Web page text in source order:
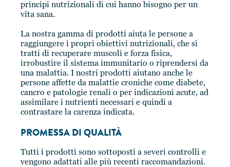
principi nutrizionali di cui hanno bisogno per un
vita sana.
La nostra gamma di prodotti aiuta le persone a
raggiungere i propri obiettivi nutrizionali, che si
tratti di recuperare muscoli e forza fisica,
irrobustire il sistema immunitario o riprendersi da
una malattia. I nostri prodotti aiutano anche le
persone affette da malattie croniche come diabete,
cancro e patologie renali o per indicazioni acute, ad
assimilare i nutrienti necessari e quindi a
contrastare la carenza indicata.
PROMESSA DI QUALITÀ
Tutti i prodotti sono sottoposti a severi controlli e
vengono adattati alle più recenti raccomandazioni.